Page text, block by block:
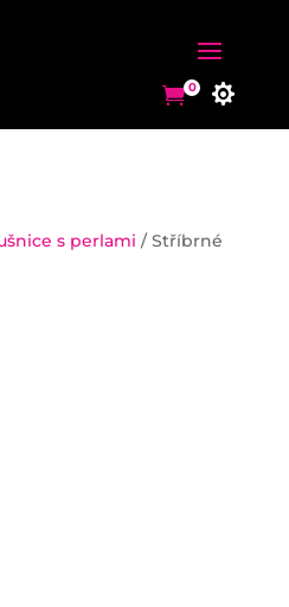

0 
s perlami / Stříbrné